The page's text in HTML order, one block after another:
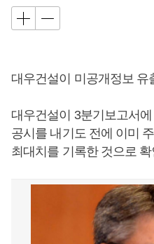
대우건설이 미공개정보 유
대우건설이 3분기보고서에
공시를 내기도 전에 이미
최대치를 기록한 것으로